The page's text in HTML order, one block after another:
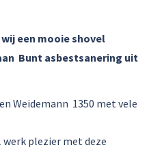
een mooie shovel
Bunt asbestsanering uit
Weidemann 1350 met vele
plezier met deze